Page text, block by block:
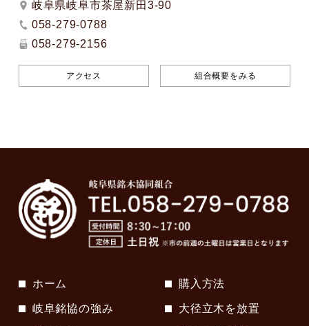
岐阜県岐阜市茶屋新田3-90
058-279-0788
058-279-2156
アクセス 組合概要をみる
ホーム
岐阜銘協の強み
購入方法
大径立木を放置